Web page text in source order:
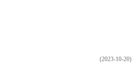
(2023-10-20)